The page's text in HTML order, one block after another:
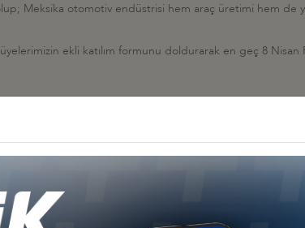
Meksika otomotiv endüstrisi hem araç üretimi hem de
ekli katılım formunu doldurarak en geç 8